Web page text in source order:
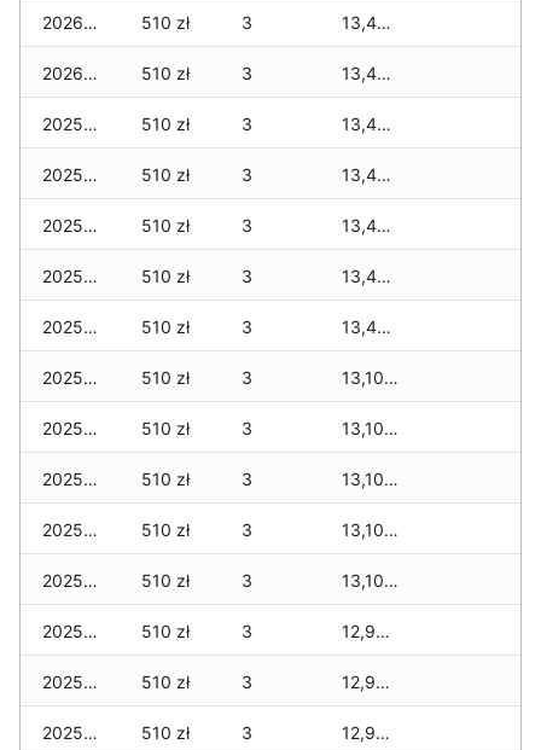
2026-01-02 510 zł 3 13,419 zł
2026-01-01 510 zł 3 13,419 zł
2025-12-31 510 zł 3 13,419 zł
2025-12-30 510 zł 3 13,419 zł
2025-12-29 510 zł 3 13,419 zł
2025-12-28 510 zł 3 13,419 zł
2025-12-27 510 zł 3 13,419 zł
2025-12-26 510 zł 3 13,109 zł
2025-12-25 510 zł 3 13,109 zł
2025-12-24 510 zł 3 13,109 zł
2025-12-23 510 zł 3 13,109 zł
2025-12-22 510 zł 3 13,109 zł
2025-12-21 510 zł 3 12,909 zł
2025-12-20 510 zł 3 12,909 zł
2025-12-19 510 zł 3 12,909 zł